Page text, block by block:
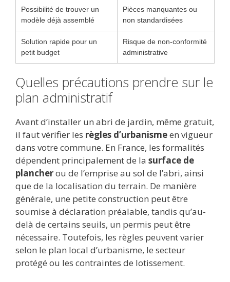
Possibilité de trouver un
modèle déjà assemblé
Pièces manquantes ou
non standardisées
Solution rapide pour un
petit budget
Risque de non-conformité
administrative
Quelles précautions prendre sur le
plan administratif
Avant d’installer un abri de jardin, même gratuit,
il faut vérifier les règles d’urbanismeen vigueur
dans votre commune. En France, les formalités
dépendent principalement de la surface de
plancherou de l’emprise au sol de l’abri, ainsi
que de la localisation du terrain. De manière
générale, une petite construction peut être
soumise à déclaration préalable, tandis qu’au-
delà de certains seuils, un permis peut être
nécessaire. Toutefois, les règles peuvent varier
selon le plan local d’urbanisme, le secteur
protégé ou les contraintes de lotissement.